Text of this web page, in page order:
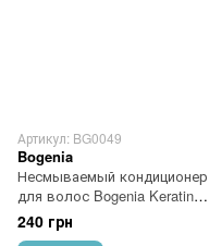
Артикул: BG0049
Bogenia
Несмываемый кондиционер
для волос Bogenia Keratin
Leave-in Hair Treatment 100 мл
240 грн